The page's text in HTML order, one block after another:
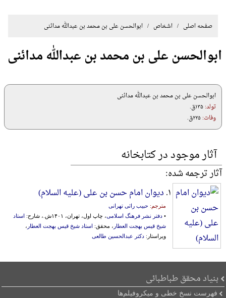
صفحه اصلی / اشخاص / ابوالحسن علی بن محمد بن عبدالله مدائنی
ابوالحسن علی بن محمد بن عبدالله مدائنی
ابوالحسن علی بن محمد بن عبدالله مدائنی
تولد:۱۳۵ق.
وفات:۲۲۵ق.
آثار موجود در کتابخانه
آثار ترجمه شده:
۱. دیوان امام حسن بن علی (علیه السلام)
مترجم: حبیب راثی تهرانی
• دفتر نشر فرهنگ اسلامی، چاپ اول، تهران، ۱۴۰۱ش.، شارح:
استاد
شیخ قیس بهجت العطار ، محقق: استاد شیخ قیس بهجت العطار ،
ویراستار: دکتر عبدالحسین طالعی
بنیاد محقق طباطبائی
فهرست نسخ خطی و میکروفیلم‌ها